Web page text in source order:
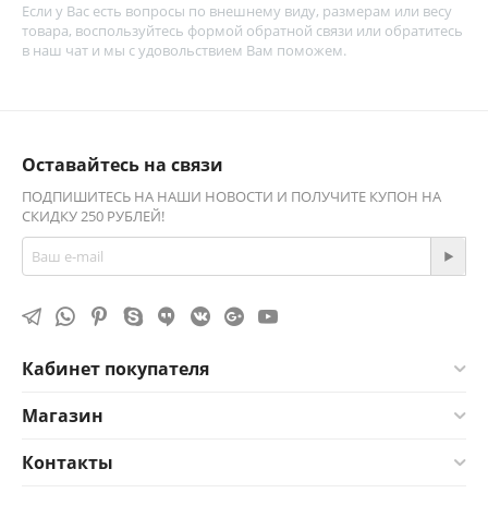
Если у Вас есть вопросы по внешнему виду, размерам или весу
товара, воспользуйтесь формой обратной связи или обратитесь
в наш чат и мы с удовольствием Вам поможем.
Оставайтесь на связи
ПОДПИШИТЕСЬ НА НАШИ НОВОСТИ И ПОЛУЧИТЕ КУПОН НА
СКИДКУ 250 РУБЛЕЙ!
Кабинет покупателя
Магазин
Контакты